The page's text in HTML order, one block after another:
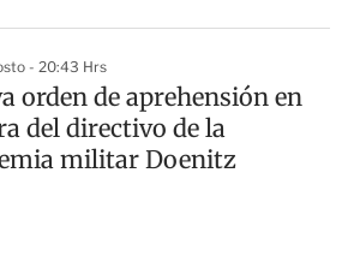
- 20:43 Hrs
orden de aprehensión en
del directivo de la
militar Doenitz